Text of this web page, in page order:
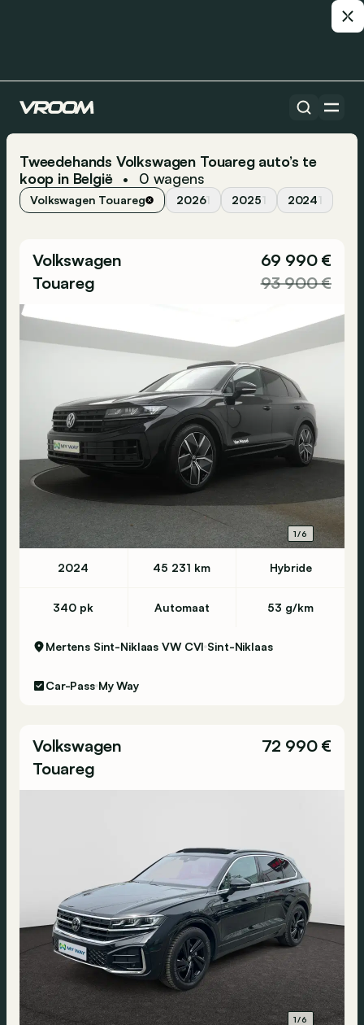
Tweedehands Volkswagen Touareg auto’s te
koop in België
• 0 wagens
Volkswagen Touareg 20261 20251 20241
Volkswagen
Touareg
69 990 €
93 900 €
1/6
2024 45 231 km Hybride
340 pk Automaat 53 g/km
Mertens Sint-Niklaas VW CVI Sint-Niklaas
Car-Pass My Way
Volkswagen
Touareg
72 990 €
1/6